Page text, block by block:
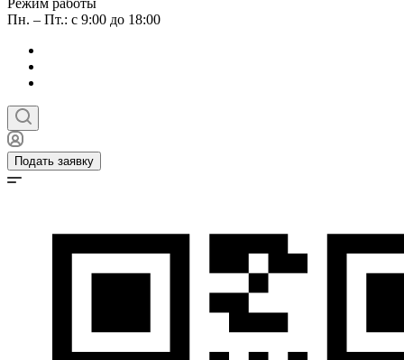
Режим работы
Пн. – Пт.: с 9:00 до 18:00
Подать заявку